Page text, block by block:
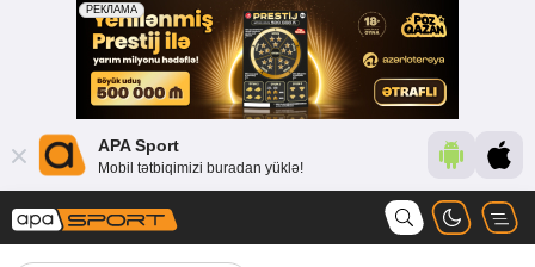
APA Sport
Mobil tətbiqimizi buradan yüklə!